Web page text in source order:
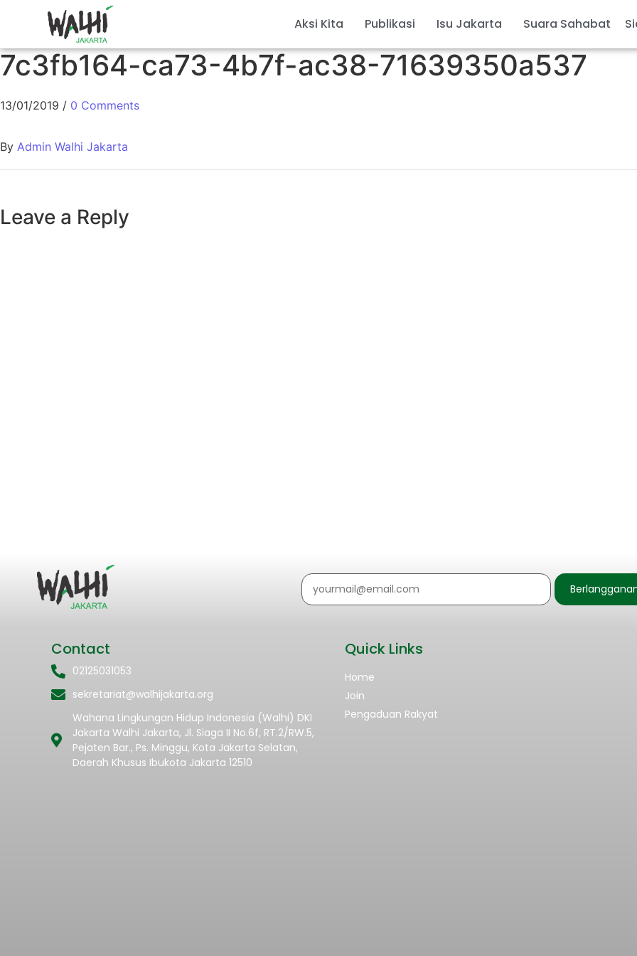
Aksi Kita Publikasi Isu Jakarta Suara Sahabat
7c3fb164-ca73-4b7f-ac38-71639350a537
13/01/2019 / 0 Comments
By Admin Walhi Jakarta
Leave a Reply
Contact
02125031053
sekretariat@walhijakarta.org
Wahana Lingkungan Hidup Indonesia (Walhi) DKI
Jakarta Walhi Jakarta, Jl. Siaga II No.6f, RT.2/RW.5,
Pejaten Bar., Ps. Minggu, Kota Jakarta Selatan,
Daerah Khusus Ibukota Jakarta 12510
Quick Links
Home
Join
Pengaduan Rakyat